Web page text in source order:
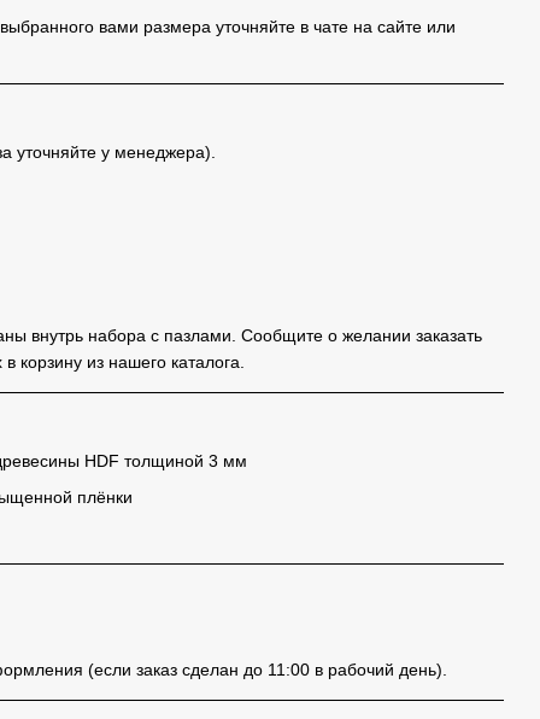
вами размера уточняйте в чате на сайте или
уточняйте у менеджера).
внутрь набора с пазлами. Сообщите о желании заказать
корзину из нашего каталога.
HDF толщиной 3 мм
плёнки
(если заказ сделан до 11:00 в рабочий день).